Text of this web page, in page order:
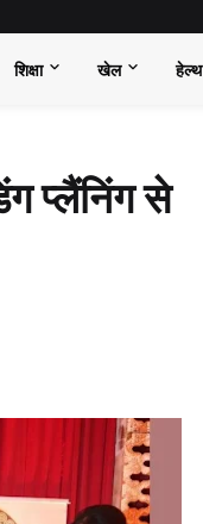
शिक्षा खेल हेल्थ
प्लैंनिंग से